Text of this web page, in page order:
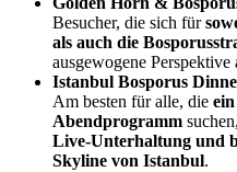
Besucher, die sich für
als auch die
ausgewogene Perspektive
Istanbul Bosporus
Am besten für alle, die
Abendprogramm
Live-Unterhaltung und
Skyline von Istanbul.